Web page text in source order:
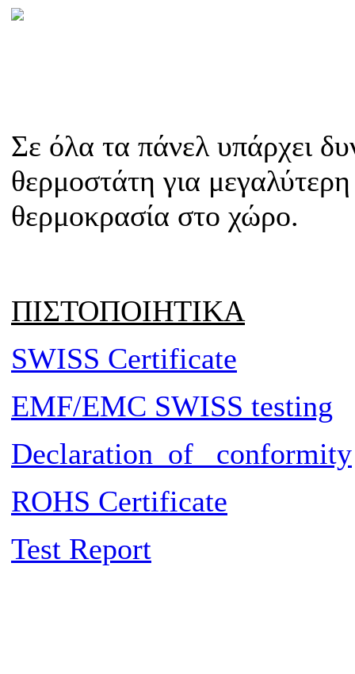
Σε όλα τα πάνελ υπάρχει
θερμοστάτη για
θερμοκρασία στο χώρο.
ΠΙΣΤΟΠΟΙΗΤΙΚΑ
SWISS Certificate
EMF/EMC SWISS testing
Declaration_of_ conformity
ROHS Certificate
Test Report